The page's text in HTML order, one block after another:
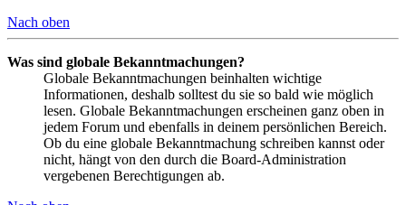
Nach oben
Was sind globale Bekanntmachungen?
Globale Bekanntmachungen beinhalten wichtige
Informationen, deshalb solltest du sie so bald wie möglich
lesen. Globale Bekanntmachungen erscheinen ganz oben in
jedem Forum und ebenfalls in deinem persönlichen Bereich.
Ob du eine globale Bekanntmachung schreiben kannst oder
nicht, hängt von den durch die Board-Administration
vergebenen Berechtigungen ab.